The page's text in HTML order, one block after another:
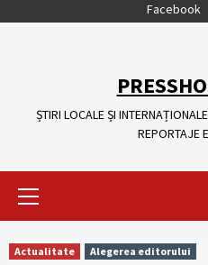
Facebook
ȘTIRI LOCALE ȘI
REPORTAJE
Actualitate Alegerea editorului